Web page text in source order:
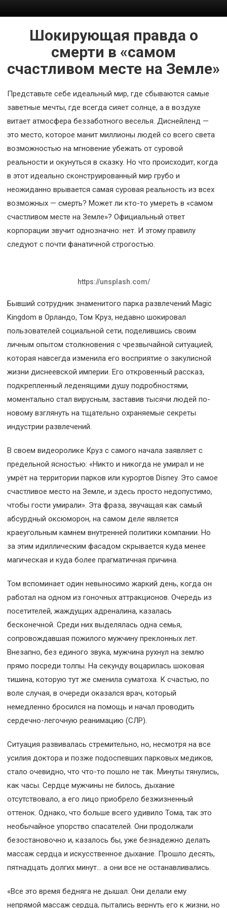
проектеШокирующая правда о
смерти в «самом
счастливом месте на Земле»
Представьте себе идеальный мир, где сбываются самые
заветные мечты, где всегда сияет солнце, а в воздухе
витает атмосфера беззаботного веселья. Диснейленд —
это место, которое манит миллионы людей со всего света
возможностью на мгновение убежать от суровой
реальности и окунуться в сказку. Но что происходит, когда
в этот идеально сконструированный мир грубо и
неожиданно врывается самая суровая реальность из всех
возможных — смерть? Может ли кто-то умереть в «самом
счастливом месте на Земле»? Официальный ответ
корпорации звучит однозначно: нет. И этому правилу
следуют с почти фанатичной строгостью.
https://unsplash.com/
Бывший сотрудник знаменитого парка развлечений Magic
Kingdom в Орландо, Том Круз, недавно шокировал
пользователей социальной сети, поделившись своим
личным опытом столкновения с чрезвычайной ситуацией,
которая навсегда изменила его восприятие о закулисной
жизни диснеевской империи. Его откровенный рассказ,
подкрепленный леденящими душу подробностями,
моментально стал вирусным, заставив тысячи людей по-
новому взглянуть на тщательно охраняемые секреты
индустрии развлечений.
В своем видеоролике Круз с самого начала заявляет с
предельной ясностью: «Никто и никогда не умирал и не
умрёт на территории парков или курортов Disney. Это самое
счастливое место на Земле, и здесь просто недопустимо,
чтобы гости умирали». Эта фраза, звучащая как самый
абсурдный оксюморон, на самом деле является
краеугольным камнем внутренней политики компании. Но
за этим идиллическим фасадом скрывается куда менее
магическая и куда более прагматичная причина.
Том вспоминает один невыносимо жаркий день, когда он
работал на одном из гоночных аттракционов. Очередь из
посетителей, жаждущих адреналина, казалась
бесконечной. Среди них выделялась одна семья,
сопровождавшая пожилого мужчину преклонных лет.
Внезапно, без единого звука, мужчина рухнул на землю
прямо посреди толпы. На секунду воцарилась шоковая
тишина, которую тут же сменила суматоха. К счастью, по
воле случая, в очереди оказался врач, который
немедленно бросился на помощь и начал проводить
сердечно-легочную реанимацию (СЛР).
Ситуация развивалась стремительно, но, несмотря на все
усилия доктора и позже подоспевших парковых медиков,
стало очевидно, что что-то пошло не так. Минуты тянулись,
как часы. Сердце мужчины не билось, дыхание
отсутствовало, а его лицо приобрело безжизненный
оттенок. Однако, что больше всего удивило Тома, так это
необычайное упорство спасателей. Они продолжали
безостановочно и, казалось бы, уже безнадежно делать
массаж сердца и искусственное дыхание. Прошло десять,
пятнадцать долгих минут… а они все не останавливались.
«Все это время бедняга не дышал. Они делали ему
непрямой массаж сердца, пытались вернуть его к жизни, но